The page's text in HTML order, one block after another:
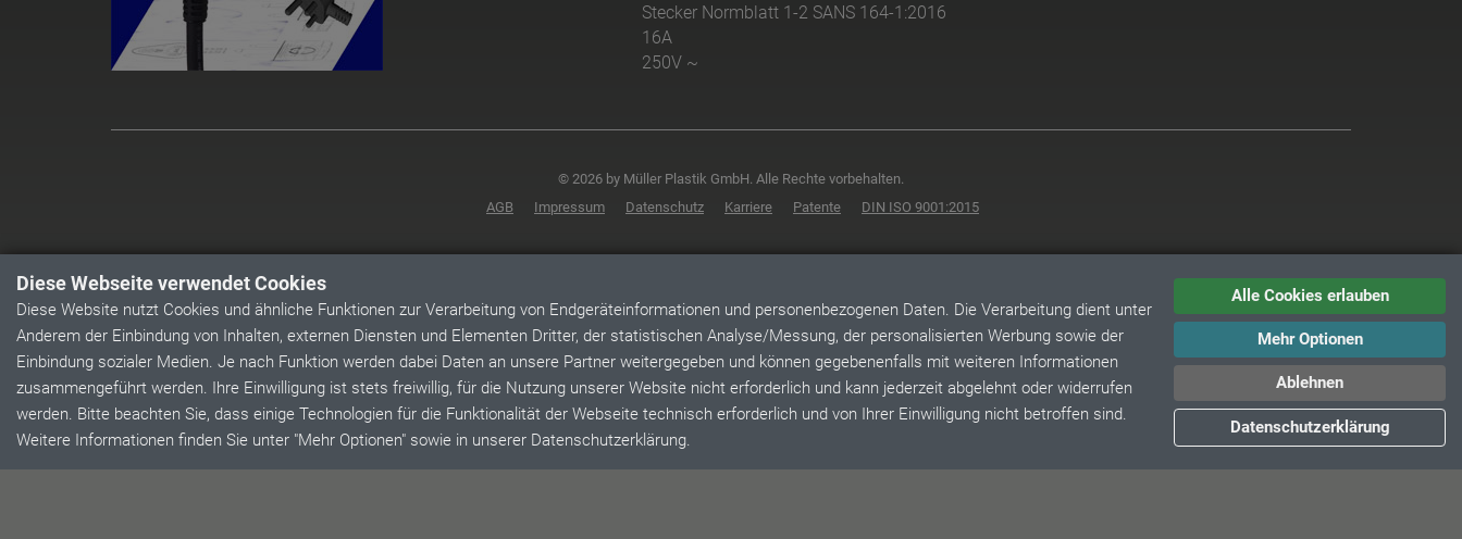
Diese Webseite verwendet Cookies
Diese Website nutzt Cookies und ähnliche Funktionen zur Verarbeitung von Endgeräteinformationen und personenbezogenen Daten. Die Verarbeitung dient unter
Anderem der Einbindung von Inhalten, externen Diensten und Elementen Dritter, der statistischen Analyse/Messung, der personalisierten Werbung sowie der
Einbindung sozialer Medien. Je nach Funktion werden dabei Daten an unsere Partner weitergegeben und können gegebenenfalls mit weiteren Informationen
zusammengeführt werden. Ihre Einwilligung ist stets freiwillig, für die Nutzung unserer Website nicht erforderlich und kann jederzeit abgelehnt oder widerrufen
werden. Bitte beachten Sie, dass einige Technologien für die Funktionalität der Webseite technisch erforderlich und von Ihrer Einwilligung nicht betroffen sind.
Weitere Informationen finden Sie unter "Mehr Optionen" sowie in unserer Datenschutzerklärung.
Alle Cookies erlauben
Mehr Optionen
Ablehnen
Datenschutzerklärung
Stecker Normblatt 1-2 SANS 164-1:2016
16A
250V ~
© 2026 by Müller Plastik GmbH. Alle Rechte vorbehalten.
AGB
Impressum Datenschutz Karriere Patente DIN ISO 9001:2015